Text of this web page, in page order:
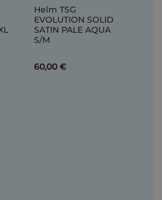
Helm TSG
EVOLUTION SOLID
SATIN PALE AQUA
S/M
60,00 €